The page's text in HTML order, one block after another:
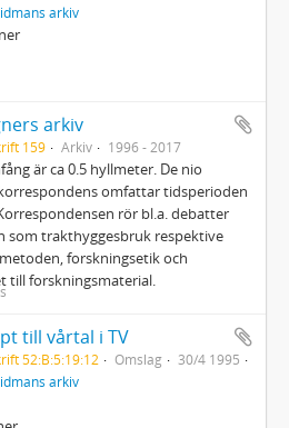
arkiv
arkiv
159 Arkiv 1996 - 2017
är ca 0.5 hyllmeter. De nio
omfattar tidsperioden
rör bl.a. debatter
som trakthyggesbruk respektive
forskningsetik och
till forskningsmaterial.
till vårtal i TV
52:B:5:19:12 Omslag
30/4 1995
arkiv